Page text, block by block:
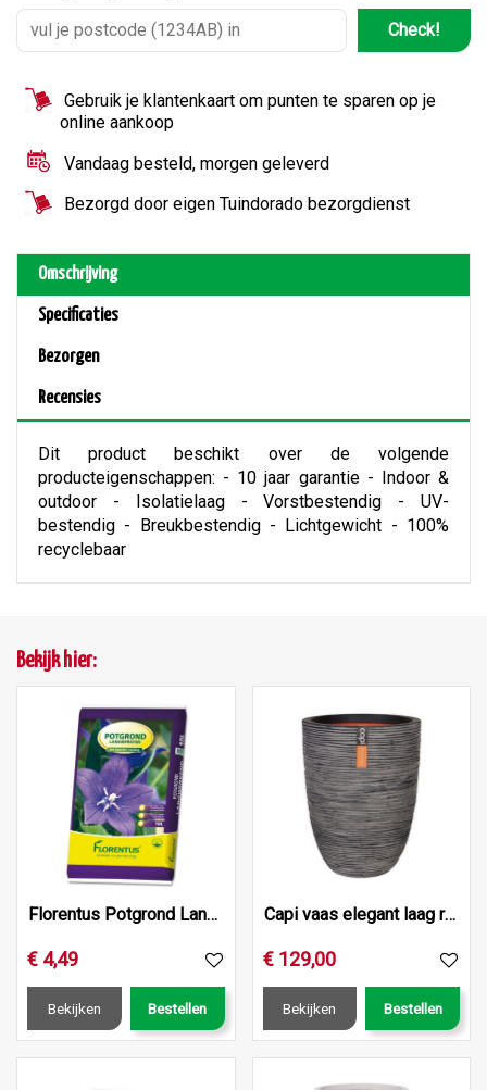
Check!
Gebruik je klantenkaart om punten te sparen op je
online aankoop
Vandaag besteld, morgen geleverd
Bezorgd door eigen Tuindorado bezorgdienst
Omschrijving
Specificaties
Bezorgen
Recensies
Dit product beschikt over de volgende
producteigenschappen: - 10 jaar garantie - Indoor &
outdoor - Isolatielaag - Vorstbestendig - UV-
bestendig - Breukbestendig - Lichtgewicht - 100%
recyclebaar
Bekijk hier:
Florentus Potgrond Langwerkend 10L
€ 4,49
Bekijken Bestellen
Capi vaas elegant laag rib nl 46x58 antraciet
€ 129,00
Bekijken Bestellen